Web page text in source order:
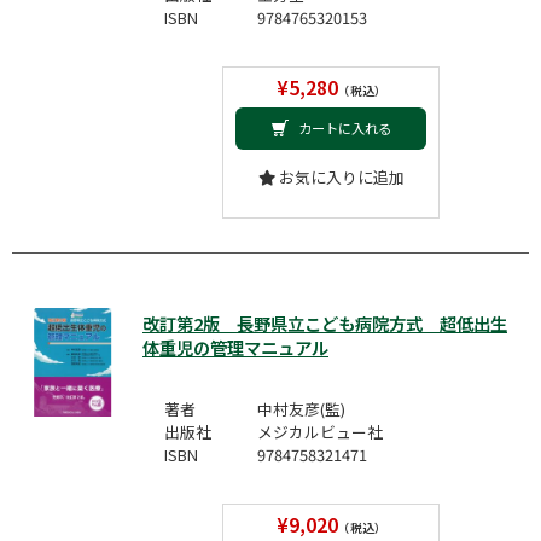
ISBN
9784765320153
¥5,280（税込）
カートに入れる
お気に入りに追加
改訂第2版 長野県立こども病院方式 超低出生
体重児の管理マニュアル
著者
中村友彦(監)
出版社
メジカルビュー社
ISBN
9784758321471
¥9,020（税込）